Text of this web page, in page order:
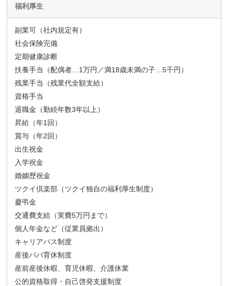
福利厚生
副業可（社内規定有）
社会保険完備
定期健康診断
扶養手当（配偶者…1万円／満18歳未満の子…5千円）
残業手当（残業代全額支給）
資格手当
退職金（勤続年数3年以上）
昇給（年1回）
賞与（年2回）
出生祝金
入学祝金
婚姻歴祝金
ツクイ倶楽部（ツクイ独自の福利厚生制度）
慶弔金
交通費支給（実費5万円まで）
個人年金など（従業員拠出）
キャリアパス制度
産後パパ育休制度
産前産後休暇、育児休暇、介護休業
公的資格取得・自己啓発支援制度